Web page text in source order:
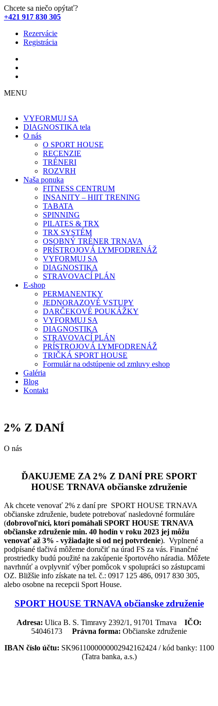
Chcete sa niečo opýtať?
+421 917 830 305
Rezervácie
Registrácia
MENU
VYFORMUJ SA
DIAGNOSTIKA tela
O nás
O SPORT HOUSE
RECENZIE
TRÉNERI
ROZVRH
Naša ponuka
FITNESS CENTRUM
INSANITY – HIIT TRENING
TABATA
SPINNING
PILATES & TRX
TRX SYSTÉM
OSOBNÝ TRÉNER TRNAVA
PRÍSTROJOVÁ LYMFODRENÁŽ
VYFORMUJ SA
DIAGNOSTIKA
STRAVOVACÍ PLÁN
E-shop
PERMANENTKY
JEDNORAZOVÉ VSTUPY
DARČEKOVÉ POUKÁŽKY
VYFORMUJ SA
DIAGNOSTIKA
STRAVOVACÍ PLÁN
PRÍSTROJOVÁ LYMFODRENÁŽ
TRIČKÁ SPORT HOUSE
Formulár na odstúpenie od zmluvy eshop
Galéria
Blog
Kontakt
2% Z DANÍ
O nás
ĎAKUJEME ZA 2% Z DANÍ PRE SPORT
HOUSE TRNAVA občianske združenie
Ak chcete venovať 2% z daní pre SPORT HOUSE TRNAVA
občianske združenie, budete potrebovať nasledovné formuláre
(dobrovoľníci, ktorí pomáhali SPORT HOUSE TRNAVA
občianske združenie min. 40 hodín v roku 2023 jej môžu
venovať až 3% - vyžiadajte si od nej potvrdenie). Vyplnené a
podpísané tlačivá môžeme doručiť na úrad FS za vás. Finančné
prostriedky budú použité na zakúpenie športového náradia. Môžete
navrhnúť a ovplyvniť výber pomôcok v spolupráci so zástupcami
OZ. Bližšie info získate na tel. č.: 0917 125 486, 0917 830 305,
alebo osobne na recepcii Sport House.
SPORT HOUSE TRNAVA občianske združenie
Adresa: Ulica B. S. Timravy 2392/1, 91701 Trnava IČO:
54046173 Právna forma: Občianske združenie
IBAN číslo účtu: SK9611000000002942162424 / kód banky: 1100
(Tatra banka, a.s.)